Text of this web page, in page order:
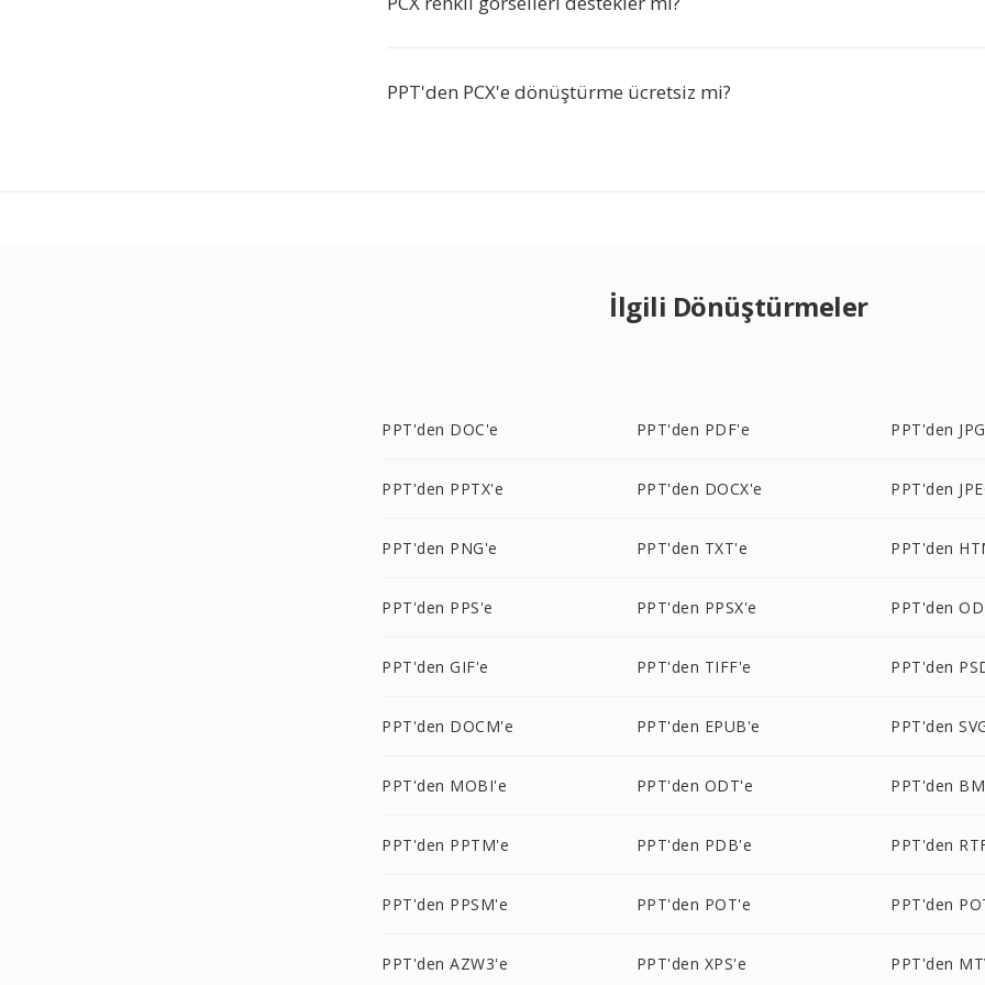
PPT'den PCX'e dönüştürme ücretsiz mi?
İlgili Dönüştürmeler
PPT'den DOC'e PPT'den PDF'e PPT'den
PPT'den PPTX'e PPT'den DOCX'e PPT'den
PPT'den PNG'e PPT'den TXT'e PPT'den
PPT'den PPS'e PPT'den PPSX'e PPT'den
PPT'den GIF'e PPT'den TIFF'e PPT'den
PPT'den DOCM'e PPT'den EPUB'e PPT'den
PPT'den MOBI'e PPT'den ODT'e PPT'den
PPT'den PPTM'e PPT'den PDB'e PPT'den
PPT'den PPSM'e PPT'den POT'e PPT'den
PPT'den AZW3'e PPT'den XPS'e PPT'den